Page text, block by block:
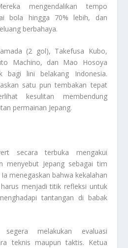
mengendalikan tempo
bola hingga 70% lebih, dan
berbahaya.
(2 gol), Takefusa Kubo,
Machino, dan Mao Hosoya
bagi lini belakang Indonesia.
satu pun tembakan tepat
kesulitan membendung
permainan Jepang.
secara terbuka mengakui
menyebut Jepang sebagai tim
Ia menegaskan bahwa kekalahan
menjadi titik refleksi untuk
tantangan di babak
melakukan evaluasi
teknis maupun taktis. Ketua